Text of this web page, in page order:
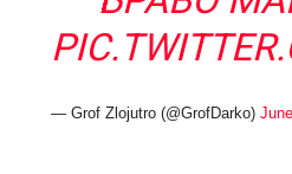
— Grof Zlojutro (@GrofDarko)